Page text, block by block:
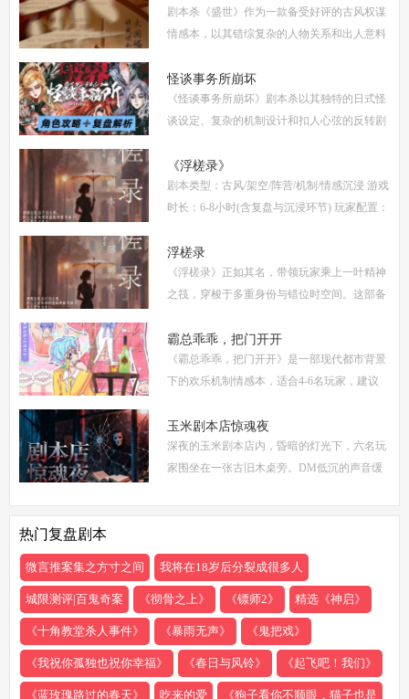
机制
剧本杀《盛世》作为一款备受好评的古风权谋
情感本，以其错综复杂的人物关系和出人意料
供全面的复盘解析，包括角色攻略、关键线索
解
怪谈事务所崩坏
《怪谈事务所崩坏》剧本杀以其独特的日式怪
谈设定、复杂的机制设计和扣人心弦的反转剧
复盘、体验测评、新本攻略、类型时间和玩家
点
《浮槎录》
剧本类型：古风/架空/阵营/机制/情感沉浸 游戏
时长：6-8小时(含复盘与沉浸环节) 玩家配置：
别选择以增强代入感) 适合玩家：适合喜爱深
度
浮槎录
《浮槎录》正如其名，带领玩家乘上一叶精神
之筏，穿梭于多重身份与错位时空间。这部备
精密的机制设计和深刻的人性探讨，在剧本杀
圈
霸总乖乖，把门开开
《霸总乖乖，把门开开》是一部现代都市背景
下的欢乐机制情感本，适合4-6名玩家，建议
争、家族恩怨与情感纠葛，以轻松幽默的笔触
描绘了一
玉米剧本店惊魂夜
深夜的玉米剧本店内，昏暗的灯光下，六名玩
家围坐在一张古旧木桌旁。DM低沉的声音缓
热门复盘剧本
微言推案集之方寸之间 我将在18岁后分裂成很多人
城限测评|百鬼奇案 《彻骨之上》 《镖师2》 精选《神启》
《十角教堂杀人事件》 《暴雨无声》 《鬼把戏》
《我祝你孤独也祝你幸福》 《春日与风铃》 《起飞吧！我们》
《蓝玫瑰路过的春天》 吃来的爱 《狗子看你不顺眼，猫子也是